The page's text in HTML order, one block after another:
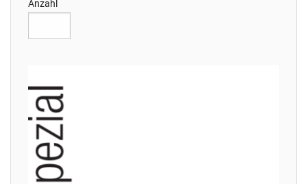
Anzahl